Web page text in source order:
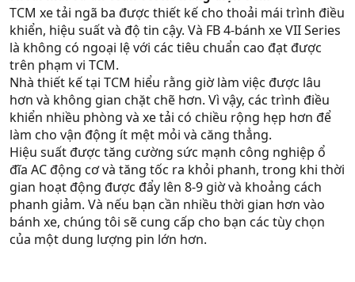
TCM xe tải ngã ba được thiết kế cho thoải mái trình điều
khiển, hiệu suất và độ tin cậy. Và FB 4-bánh xe VII Series
là không có ngoại lệ với các tiêu chuẩn cao đạt được
trên phạm vi TCM.
Nhà thiết kế tại TCM hiểu rằng giờ làm việc được lâu
hơn và không gian chặt chẽ hơn. Vì vậy, các trình điều
khiển nhiều phòng và xe tải có chiều rộng hẹp hơn để
làm cho vận động ít mệt mỏi và căng thẳng.
Hiệu suất được tăng cường sức mạnh công nghiệp ổ
đĩa AC động cơ và tăng tốc ra khỏi phanh, trong khi thời
gian hoạt động được đẩy lên 8-9 giờ và khoảng cách
phanh giảm. Và nếu bạn cần nhiều thời gian hơn vào
bánh xe, chúng tôi sẽ cung cấp cho bạn các tùy chọn
của một dung lượng pin lớn hơn.